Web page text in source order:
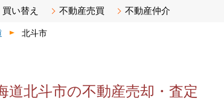
い替え 不動産売買 不動産仲介
北斗市
道北斗市の不動産売却・査定